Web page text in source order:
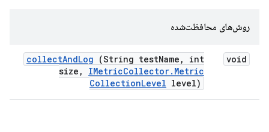
روش‌های محافظت‌شده
void
collectAndLog (String testName ,
int
size , IMetricCollector. Metric
CollectionLevel level)